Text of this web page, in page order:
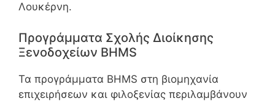
Λουκέρνη.
Προγράμματα Σχολής Διοίκησης
Ξενοδοχείων BHMS
Τα προγράμματα BHMS στη βιομηχανία
επιχειρήσεων και φιλοξενίας περιλαμβάνουν